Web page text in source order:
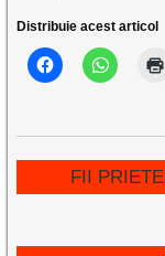
Distribuie acest articol
FII